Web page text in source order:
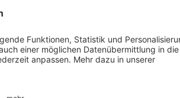
Planung, Netzanmeldung bei der
und Installation durch regionale
Festpreisgarantie und ohne